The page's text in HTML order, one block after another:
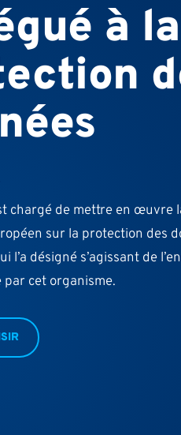
à la
chargé de mettre en œuvre
sur la protection des
l’a désigné s’agissant de
cet organisme.